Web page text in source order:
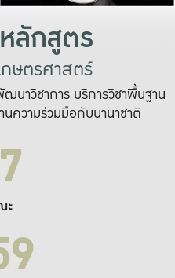
ลักสูตร
ษตรศาสตร์
าวิชาการ บริการวิชาพื้นฐาน
นความร่วมมือกับนานาชาติ